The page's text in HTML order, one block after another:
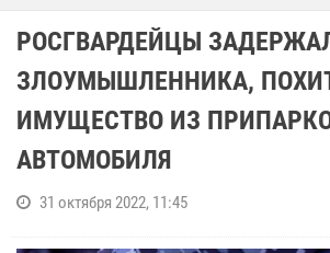
РОСГВАРДЕЙЦЫ
ЗЛОУМЫШЛЕННИКА,
ИМУЩЕСТВО ИЗ
АВТОМОБИЛЯ
31 октября 2022, 11:45